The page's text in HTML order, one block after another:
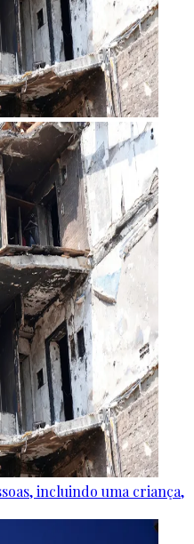
incluindo uma criança,